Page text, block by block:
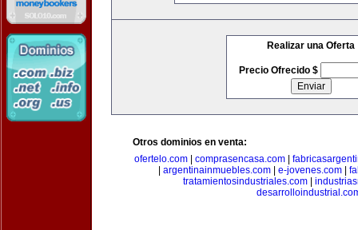
Realizar una Oferta
Precio Ofrecido $
Otros dominios en venta:
ofertelo.com| comprasencasa.com|
argentinainmuebles.com| e-jovenes.com|
tratamientosindustriales.com